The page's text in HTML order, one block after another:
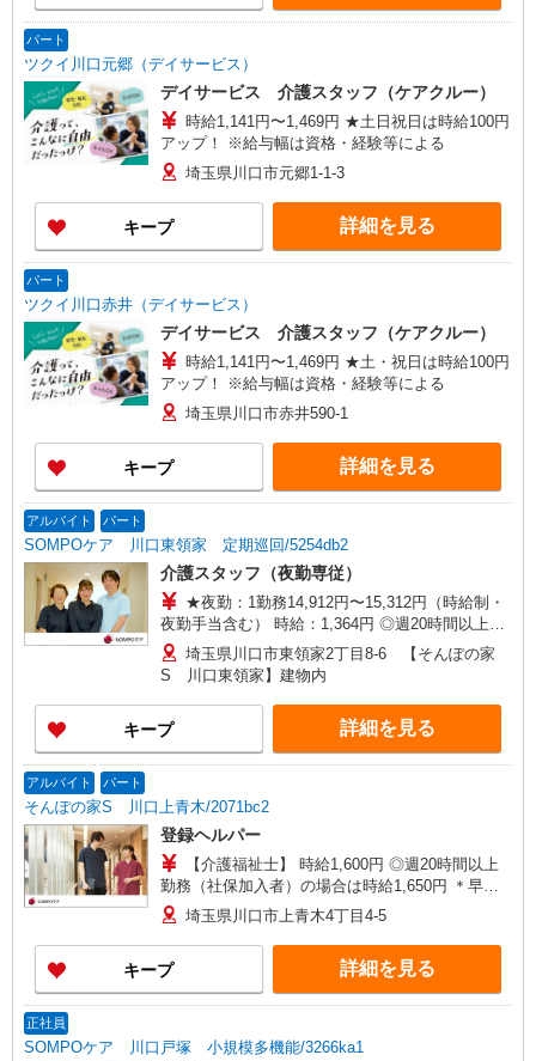
パート
ツクイ川口元郷（デイサービス）
デイサービス 介護スタッフ（ケアクルー）
時給1,141円〜1,469円 ★土日祝日は時給100円
アップ！ ※給与幅は資格・経験等による
埼玉県川口市元郷1-1-3
キープ 詳細を見る
パート
ツクイ川口赤井（デイサービス）
デイサービス 介護スタッフ（ケアクルー）
時給1,141円〜1,469円 ★土・祝日は時給100円
アップ！ ※給与幅は資格・経験等による
埼玉県川口市赤井590-1
キープ 詳細を見る
アルバイト パート
SOMPOケア 川口東領家 定期巡回/5254db2
介護スタッフ（夜勤専従）
★夜勤：1勤務14,912円〜15,312円（時給制・
夜勤手当含む） 時給：1,364円 ◎週20時間以上勤
務（社保加入者）の場合は時給：1,414円
埼玉県川口市東領家2丁目8-6 【そんぽの家
S 川口東領家】建物内
キープ 詳細を見る
アルバイト パート
そんぽの家S 川口上青木/2071bc2
登録ヘルパー
【介護福祉士】 時給1,600円 ◎週20時間以上
勤務（社保加入者）の場合は時給1,650円 ＊早朝
（〜8:00）：時給2,000円〜 ＊日曜祝日：時給
1,900円〜 【実務者研修・初任者研修（ヘルパー1
級・2級）】 時給1,520円 ◎週20時間以上勤務
（社保加入者）の場合は時給1,570円 ＊早朝（〜
8:00）：時給1,900円〜 ＊日曜祝日：時給1,820
手当：職務時給の60％支給
埼玉県川口市上青木4丁目4-5
キープ 詳細を見る
正社員
SOMPOケア 川口戸塚 小規模多機能/3266ka1